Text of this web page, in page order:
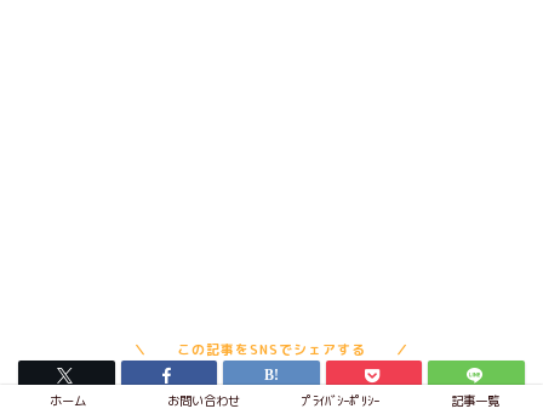
ホーム お問い合わせ ﾌﾟﾗｲﾊﾞｼｰﾎﾟﾘｼｰ 記事一覧